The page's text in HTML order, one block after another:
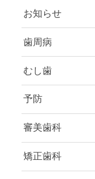
お知らせ
歯周病
むし歯
予防
審美歯科
矯正歯科